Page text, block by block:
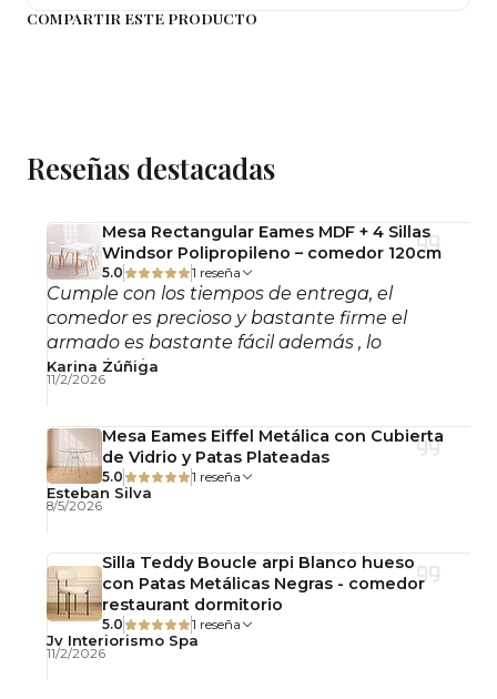
No incluye accesorios decorativos.
COMPARTIR ESTE PRODUCTO
Reseñas destacadas
Mesa Rectangular Eames MDF + 4 Sillas
Windsor Polipropileno – comedor 120cm
5.0 1 reseña
Cumple con los tiempos de entrega, el
comedor es precioso y bastante firme el
armado es bastante fácil además , lo
recomiendo!
Karina Zúñiga
11/2/2026
Mesa Eames Eiffel Metálica con Cubierta
de Vidrio y Patas Plateadas
5.0 1 reseña
Esteban Silva
8/5/2026
Silla Teddy Boucle arpi Blanco hueso
con Patas Metálicas Negras - comedor
restaurant dormitorio
5.0 1 reseña
Jv Interiorismo Spa
11/2/2026